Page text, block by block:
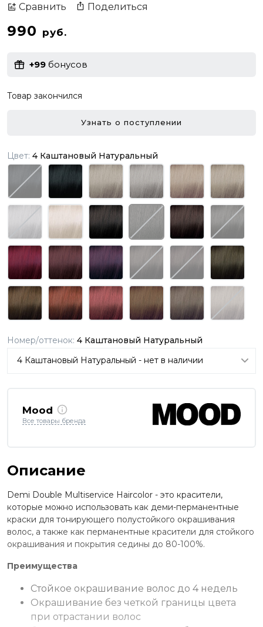
Сравнить Поделиться
990 руб.
+99 бонусов
Товар закончился
Узнать о поступлении
Цвет: 4 Каштановый Натуральный
Номер/оттенок: 4 Каштановый Натуральный
Mood
Все товары бренда
Описание
Demi Double Multiservice Haircolor - это красители,
которые можно использовать как деми-перманентные
краски для тонирующего полустойкого окрашивания
волос, а также как перманентные красители для стойкого
окрашивания и покрытия седины до 80-100%.
Преимущества
Стойкое окрашивание волос до 4 недель
Окрашивание без четкой границы цвета
при отрастании волос